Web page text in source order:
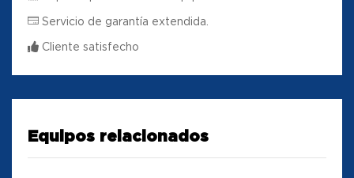
Servicio de garantía extendida.
Cliente satisfecho
Equipos relacionados